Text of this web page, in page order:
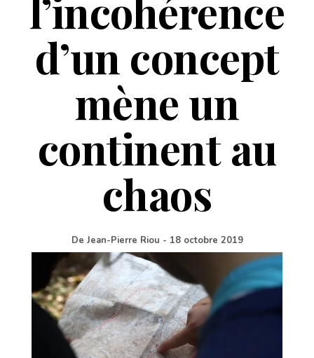
l’incohérence
d’un concept
mène un
continent au
chaos
De Jean-Pierre Riou - 18 octobre 2019